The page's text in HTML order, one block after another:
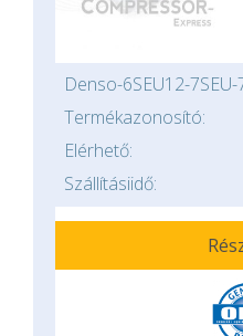
Denso-6SEU12-
Termékazonosító:
Elérhető:
Szállításiidő: